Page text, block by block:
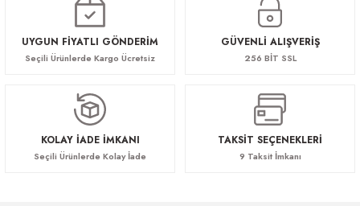
UYGUN FİYATLI GÖNDERİM
Seçili Ürünlerde Kargo Ücretsiz
GÜVENLİ ALIŞVERİŞ
256 BİT SSL
KOLAY İADE İMKANI
Seçili Ürünlerde Kolay İade
TAKSİT SEÇENEKLERİ
9 Taksit İmkanı